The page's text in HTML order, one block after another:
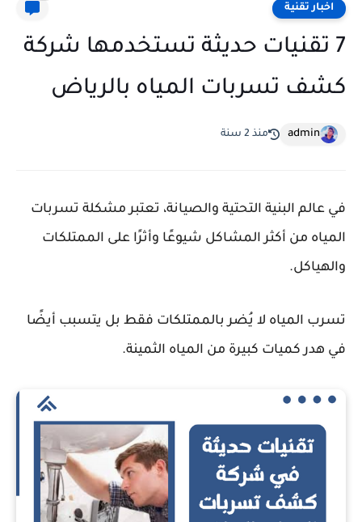
اخبار تقنية
7 تقنيات حديثة تستخدمها شركة
كشف تسربات المياه بالرياض
admin منذ 2 سنة
في عالم البنية التحتية والصيانة، تعتبر مشكلة تسربات
المياه من أكثر المشاكل شيوعًا وأثرًا على الممتلكات
والهياكل.
تسرب المياه لا يُضر بالممتلكات فقط بل يتسبب أيضًا
في هدر كميات كبيرة من المياه الثمينة.